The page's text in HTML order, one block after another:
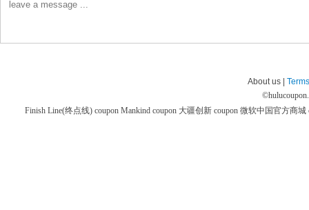
About us |
©
Finish Line(终点线) coupon Mankind coupon 大疆创新 coupon 微软中国官方商城